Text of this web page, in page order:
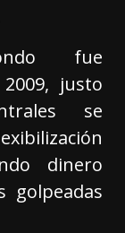
fue
justo
se
dinero
golpeadas